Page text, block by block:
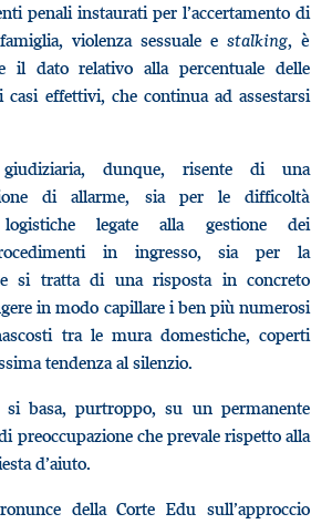
penali instaurati per l’accertamento di
violenza sessuale e stalking, è
il dato relativo alla percentuale delle
casi effettivi, che continua ad assestarsi
dunque, risente di una
di allarme, sia per le difficoltà
legate alla gestione dei
in ingresso, sia per la
si tratta di una risposta in concreto
in modo capillare i ben più numerosi
tra le mura domestiche, coperti
tendenza al silenzio.
si basa, purtroppo, su un permanente
preoccupazione che prevale rispetto alla
d’aiuto.
della Corte Edu sull’approccio